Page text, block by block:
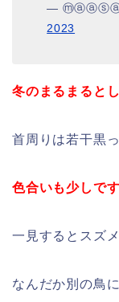
— ⓜⓐⓐⓢⓐ🕊
2023
冬のまるまると
首周りは若干黒
色合いも少しで
一見するとスズ
なんだか別の鳥